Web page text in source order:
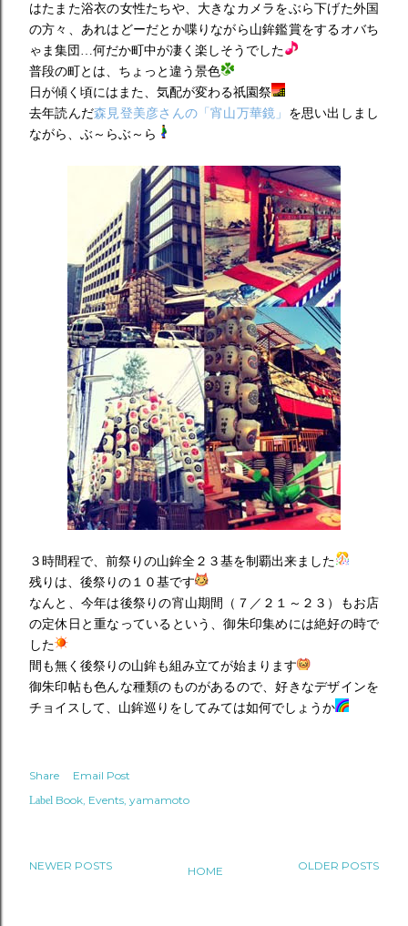
はたまた浴衣の女性たちや、大きなカメラをぶら下げた外国
の方々、あれはどーだとか喋りながら山鉾鑑賞をするオバち
ゃま集団…何だか町中が凄く楽しそうでした
普段の町とは、ちょっと違う景色
日が傾く頃にはまた、気配が変わる祇園祭
去年読んだ森見登美彦さんの「宵山万華鏡」 を思い出しまし
ながら、ぶ～らぶ～ら
３時間程で、前祭りの山鉾全２３基を制覇出来ました
残りは、後祭りの１０基です
なんと、今年は後祭りの宵山期間（７／２１～２３）もお店
の定休日と重なっているという、御朱印集めには絶好の時で
した
間も無く後祭りの山鉾も組み立てが始まります
御朱印帖も色んな種類のものがあるので、好きなデザインを
チョイスして、山鉾巡りをしてみては如何でしょうか
Share Email Post
Label Book Events yamamoto
NEWER POSTS OLDER POSTS
HOME